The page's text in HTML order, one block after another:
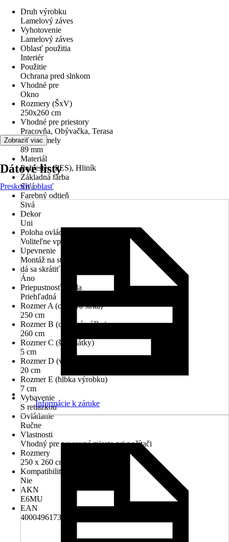
Druh výrobku
Lamelový záves
Vyhotovenie
Lamelový záves
Oblasť použitia
Interiér
Použitie
Ochrana pred slnkom
Vhodné pre
Okno
Rozmery (ŠxV)
250x260 cm
Vhodné pre priestory
Pracovňa, Obývačka, Terasa
Šírka lamely
89 mm
Materiál
Polyester (PES), Hliník
Základná farba
Sivá
Farebný odtieň
Sivá
Dekor
Uni
Poloha ovládacieho mechanizmu
Voliteľne vpravo alebo vľavo
Upevnenie
Montáž na strop, Montáž na stenu
dá sa skrátiť
Áno
Priepustnosť svetla
Priehľadná
Rozmer A (celková šírka)
250 cm
Rozmer B (celková výška)
260 cm
Rozmer C (šírka látky)
5 cm
Rozmer D (výška paketu vo vytiahnutom stave)
20 cm
Rozmer E (hĺbka výrobku)
7 cm
Vybavenie
S retiazkou
Ovládanie
Ručne
Vlastnosti
Vhodný pre pracovné miesto pri počítači
Rozmery
250 x 260 cm
Kompatibilita so SMART HOME
Nie
AKN
E6MU
EAN
4000496173932, 4003018291480, 4306517316808
Zobraziť viac
Dátové listy
Preskočiť oblasť
Informácie k záruke